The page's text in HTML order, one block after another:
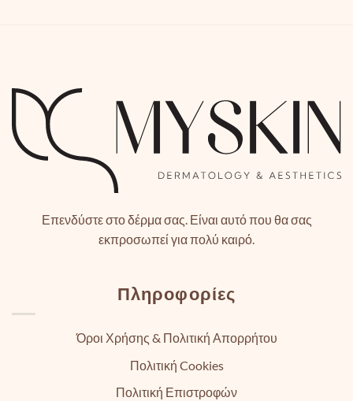
Επενδύστε στο δέρμα σας. Είναι αυτό που θα σας
εκπροσωπεί για πολύ καιρό.
Πληροφορίες
Όροι Χρήσης & Πολιτική Απορρήτου
Πολιτική Cookies
Πολιτική Επιστροφών